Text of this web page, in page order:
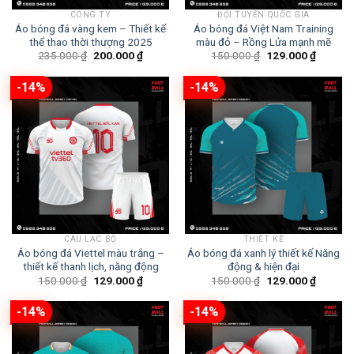
CÔNG TY
Áo bóng đá vàng kem – Thiết kế
thể thao thời thượng 2025
235.000₫ Giá
là:
200.000₫Giá
hiện
tại
là:
200.000 ₫.
ĐỘI TUYỂN QUỐC GIA
Áo bóng đá Việt Nam Training
màu đỏ – Rồng Lửa mạnh mẽ
150.000₫ Giá
là:
129.000₫Giá
hiện
tại
là:
-14%
CÂU LẠC BỘ
Áo bóng đá Viettel màu trắng –
thiết kế thanh lịch, năng động
150.000₫ Giá
là:
129.000₫Giá
hiện
tại
là:
129.000 ₫.
-14%
THIẾT KẾ
Áo bóng đá xanh lý thiết kế Năng
động & hiện đại
150.000₫ Giá
là:
129.000₫Giá
hiện
tại
là:
-14% -14%